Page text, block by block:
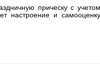
прическу с учетом
настроение и самооценку